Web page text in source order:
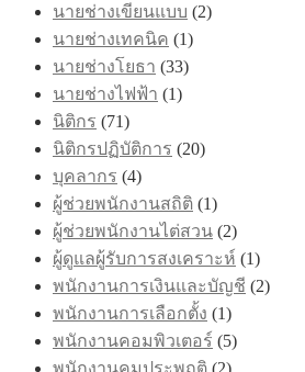
นายช่างเขียนแบบ (2)
นายช่างเทคนิค (1)
นายช่างโยธา (33)
นายช่างไฟฟ้า (1)
นิติกร (71)
นิติกรปฏิบัติการ (20)
บุคลากร (4)
ผู้ช่วยพนักงานสถิติ (1)
ผู้ช่วยพนักงานไต่สวน (2)
ผู้ดูแลผู้รับการสงเคราะห์ (1)
พนักงานการเงินและบัญชี (2)
พนักงานการเลือกตั้ง (1)
พนักงานคอมพิวเตอร์ (5)
พนักงานคุมประพฤติ (2)